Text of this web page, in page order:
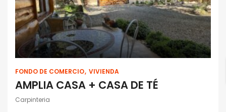
Fondo de comercio Vivienda
FONDO DE COMERCIO VIVIENDA
AMPLIA CASA + CASA DE TÉ
Carpinteria